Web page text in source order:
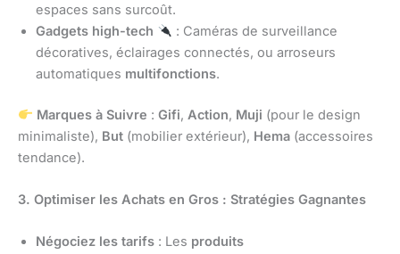
espaces sans surcoût.
Gadgets high-tech
: Caméras de surveillance
décoratives, éclairages connectés, ou arroseurs
automatiques multifonctions.
Marques à Suivre : Gifi, Action, Muji (pour le design
minimaliste), But (mobilier extérieur), Hema (accessoires
tendance).
3. Optimiser les Achats en Gros : Stratégies Gagnantes
Négociez les tarifs : Les produits